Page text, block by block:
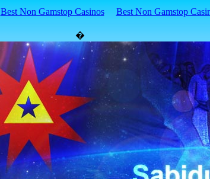
Best Non Gamstop Casinos Best Non Gamstop
�